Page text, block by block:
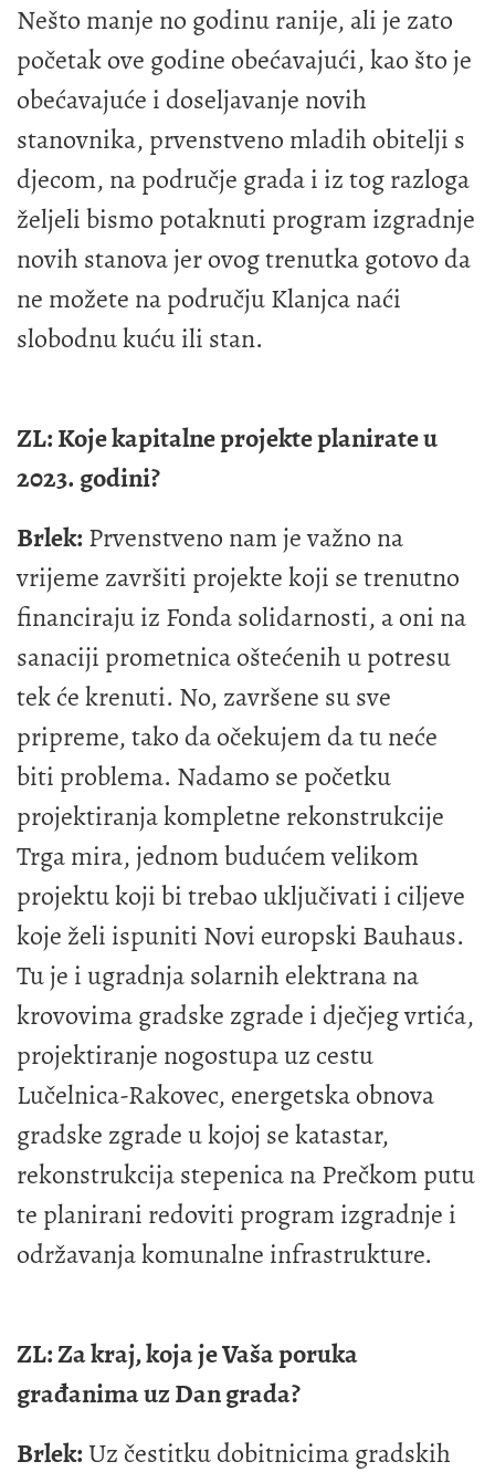
Nešto manje no godinu ranije, ali je zato
početak ove godine obećavajući, kao što je
obećavajuće i doseljavanje novih
stanovnika, prvenstveno mladih obitelji s
djecom, na područje grada i iz tog razloga
željeli bismo potaknuti program izgradnje
novih stanova jer ovog trenutka gotovo da
ne možete na području Klanjca naći
slobodnu kuću ili stan.
ZL: Koje kapitalne projekte planirate u
2023. godini?
Brlek: Prvenstveno nam je važno na
vrijeme završiti projekte koji se trenutno
financiraju iz Fonda solidarnosti, a oni na
sanaciji prometnica oštećenih u potresu
tek će krenuti. No, završene su sve
pripreme, tako da očekujem da tu neće
biti problema. Nadamo se početku
projektiranja kompletne rekonstrukcije
Trga mira, jednom budućem velikom
projektu koji bi trebao uključivati i ciljeve
koje želi ispuniti Novi europski Bauhaus.
Tu je i ugradnja solarnih elektrana na
krovovima gradske zgrade i dječjeg vrtića,
projektiranje nogostupa uz cestu
Lučelnica-Rakovec, energetska obnova
gradske zgrade u kojoj se katastar,
rekonstrukcija stepenica na Prečkom putu
te planirani redoviti program izgradnje i
održavanja komunalne infrastrukture.
ZL: Za kraj, koja je Vaša poruka
građanima uz Dan grada?
Brlek: Uz čestitku dobitnicima gradskih